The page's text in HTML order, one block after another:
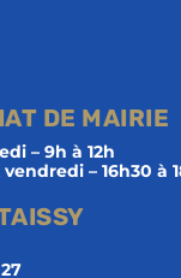
DE MAIRIE
– 9h à 12h
– 16h30 à